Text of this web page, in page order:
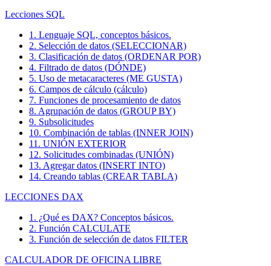
Lecciones SQL
1. Lenguaje SQL, conceptos básicos.
2. Selección de datos (SELECCIONAR)
3. Clasificación de datos (ORDENAR POR)
4. Filtrado de datos (DÓNDE)
5. Uso de metacaracteres (ME GUSTA)
6. Campos de cálculo (cálculo)
7. Funciones de procesamiento de datos
8. Agrupación de datos (GROUP BY)
9. Subsolicitudes
10. Combinación de tablas (INNER JOIN)
11. UNIÓN EXTERIOR
12. Solicitudes combinadas (UNIÓN)
13. Agregar datos (INSERT INTO)
14. Creando tablas (CREAR TABLA)
LECCIONES DAX
1. ¿Qué es DAX? Conceptos básicos.
2. Función CALCULATE
3. Función de selección de datos FILTER
CALCULADOR DE OFICINA LIBRE